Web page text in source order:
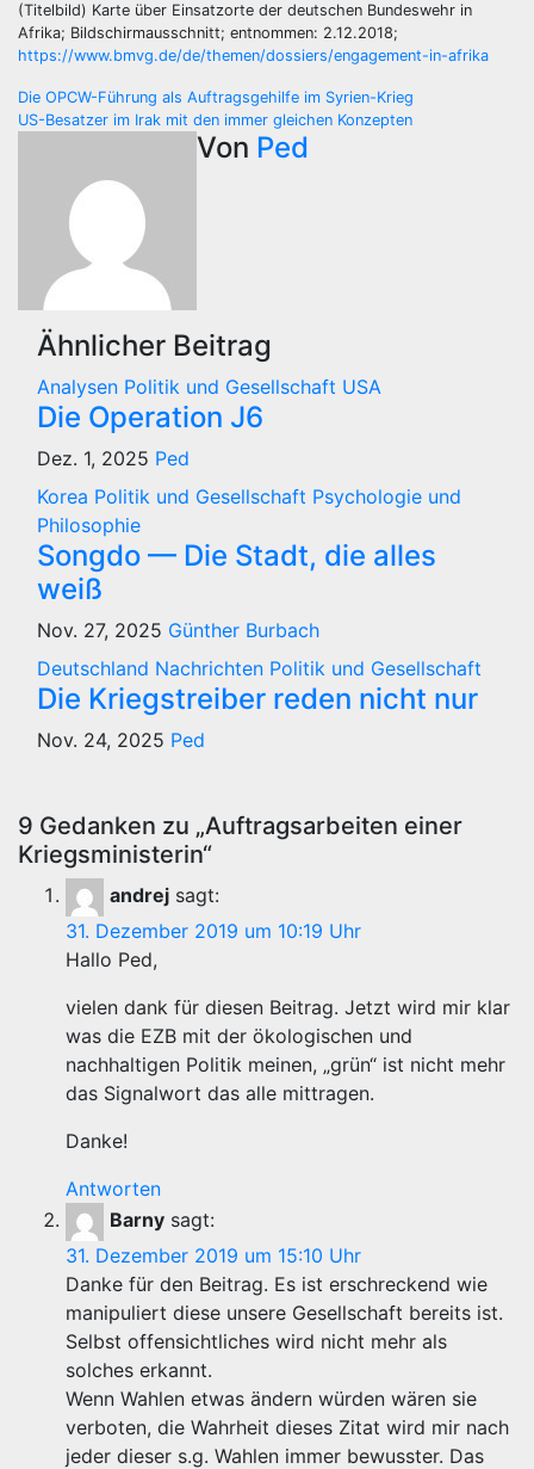
(Titelbild) Karte über Einsatzorte der deutschen Bundeswehr in
Afrika; Bildschirmausschnitt; entnommen: 2.12.2018;
https://www.bmvg.de/de/themen/dossiers/engagement-in-afrika
Beitragsnavigation
Die OPCW-Führung als Auftragsgehilfe im Syrien-Krieg
US-Besatzer im Irak mit den immer gleichen Konzepten
Von Ped
Ähnlicher Beitrag
Analysen Politik und Gesellschaft USA
Die Operation J6
Dez. 1, 2025 Ped
Korea Politik und Gesellschaft Psychologie und
Philosophie
Songdo — Die Stadt, die alles
weiß
Nov. 27, 2025 Günther Burbach
Deutschland Nachrichten Politik und Gesellschaft
Die Kriegstreiber reden nicht nur
Nov. 24, 2025 Ped
9 Gedanken zu „Auftragsarbeiten einer
Kriegsministerin“
andrej sagt:
31. Dezember 2019 um 10:19 Uhr
Hallo Ped,
vielen dank für diesen Beitrag. Jetzt wird mir klar
was die EZB mit der ökologischen und
nachhaltigen Politik meinen, „grün“ ist nicht mehr
das Signalwort das alle mittragen.
Danke!
Antworten
Barny sagt:
31. Dezember 2019 um 15:10 Uhr
Danke für den Beitrag. Es ist erschreckend wie
manipuliert diese unsere Gesellschaft bereits ist.
Selbst offensichtliches wird nicht mehr als
solches erkannt.
Wenn Wahlen etwas ändern würden wären sie
verboten, die Wahrheit dieses Zitat wird mir nach
jeder dieser s.g. Wahlen immer bewusster. Das